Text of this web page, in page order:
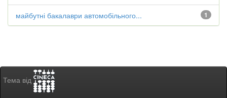
1
майбутні бакалаври автомобільного...
Тема від